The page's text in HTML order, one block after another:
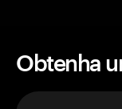
Obtenha